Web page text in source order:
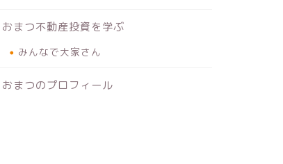
おまつ不動産投資を学ぶ
みんなで大家さん
おまつのプロフィール